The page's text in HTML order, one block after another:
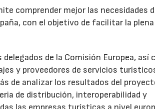
comprender mejor las necesidades
con el objetivo de facilitar la
de la Comisión Europea, así
y proveedores de servicios
de analizar los resultados del
de distribución, interoperabilidad y